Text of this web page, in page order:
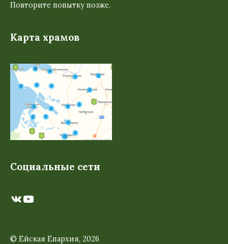
Повторите попытку позже.
Карта храмов
Социальные сети
ВКонтакте
YouTube
© Ейская Епархия, 2026